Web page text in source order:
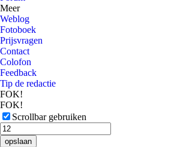
Meer
Weblog
Fotoboek
Prijsvragen
Contact
Colofon
Feedback
Tip de redactie
FOK!
FOK!
Scrollbar gebruiken
opslaan